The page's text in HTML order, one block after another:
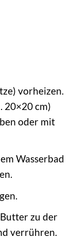
vorheizen.
20×20 cm)
oder mit
Wasserbad
zu der
verrühren.